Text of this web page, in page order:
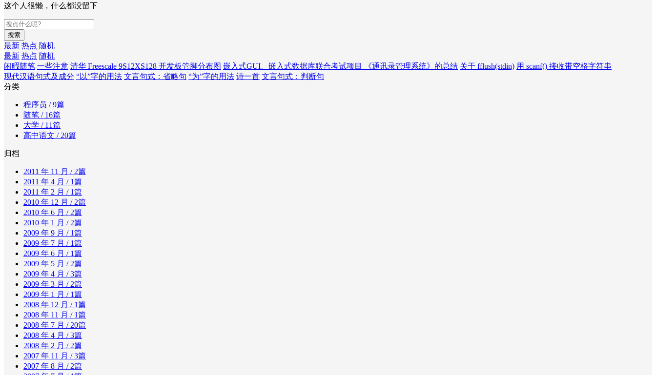
这个人很懒，什么都没留下
搜索
最新 热点 随机
最新 热点 随机
闲暇随笔 一些注意 清华 Freescale 9S12XS128 开发板管脚分布图 嵌入式GUI、嵌入式数据库联合考试项目 《通讯录管理系统》的总结 关于 fflush(stdin) 用 scanf() 接收带空格字符串
现代汉语句式及成分 “以”字的用法 文言句式：省略句 “为”字的用法 诗一首 文言句式：判断句
分类
程序员 / 9篇
随笔 / 16篇
大学 / 11篇
高中语文 / 20篇
归档
2011 年 11 月 / 2篇
2011 年 4 月 / 1篇
2011 年 2 月 / 1篇
2010 年 12 月 / 2篇
2010 年 6 月 / 2篇
2010 年 1 月 / 2篇
2009 年 9 月 / 1篇
2009 年 7 月 / 1篇
2009 年 6 月 / 1篇
2009 年 5 月 / 2篇
2009 年 4 月 / 3篇
2009 年 3 月 / 2篇
2009 年 1 月 / 1篇
2008 年 12 月 / 1篇
2008 年 11 月 / 1篇
2008 年 7 月 / 20篇
2008 年 4 月 / 3篇
2008 年 2 月 / 2篇
2007 年 11 月 / 3篇
2007 年 8 月 / 2篇